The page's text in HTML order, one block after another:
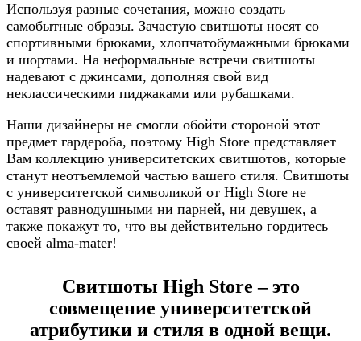
Используя разные сочетания, можно создать
самобытные образы. Зачастую свитшоты носят со
спортивными брюками, хлопчатобумажными брюками
и шортами. На неформальные встречи свитшоты
надевают с джинсами, дополняя свой вид
неклассическими пиджаками или рубашками.
Наши дизайнеры не смогли обойти стороной этот
предмет гардероба, поэтому High Store представляет
Вам коллекцию университетских свитшотов, которые
станут неотъемлемой частью вашего стиля. Свитшоты
с университетской символикой от High Store не
оставят равнодушными ни парней, ни девушек, а
также покажут то, что вы действительно гордитесь
своей alma-mater!
Свитшоты High Store – это
совмещение университетской
атрибутики и стиля в одной вещи.